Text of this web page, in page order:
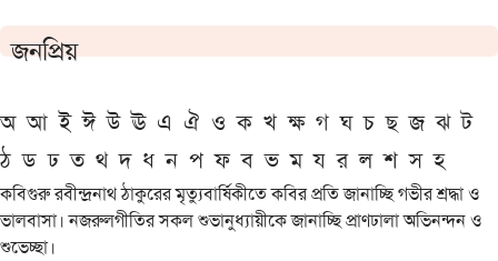
জনপ্রিয়
অ আ ই ঈ উ ঊ এ ঐ ও ক খ ক্ষ গ ঘ চ ছ জ ঝ ট
ঠ ড ঢ ত থ দ ধ ন প ফ ব ভ ম য র ল শ স হ
কবিগুরু রবীন্দ্রনাথ ঠাকুরের মৃত্যুবার্ষিকীতে কবির প্রতি জানাচ্ছি গভীর শ্রদ্ধা ও
ভালবাসা। নজরুলগীতির সকল শুভানুধ্যায়ীকে জানাচ্ছি প্রাণঢালা অভিনন্দন ও
শুভেচ্ছা।